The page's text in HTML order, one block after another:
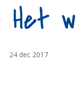
Het
24 dec 2017